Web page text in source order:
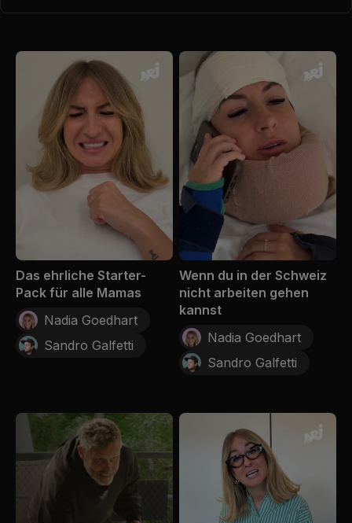
Das ehrliche Starter-
Pack für alle Mamas
Nadia Goedhart
Sandro Galfetti
Wenn du in der Schweiz
nicht arbeiten gehen
kannst
Nadia Goedhart
Sandro Galfetti